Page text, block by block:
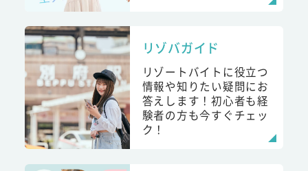
リゾバガイド
リゾートバイトに役立つ
情報や知りたい疑問にお
答えします！初心者も経
験者の方も今すぐチェッ
ク！